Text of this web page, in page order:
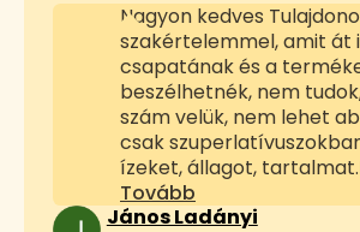
Nagyon kedves
szakértelemmel, amit át
csapatának és a
beszélhetnék, nem
szám velük, nem lehet
csak
ízeket, állagot,
Tovább
János Ladányi